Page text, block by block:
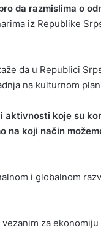
da razmislima o
iz Republike
da u Republici
na kulturnom
koje su
na koji način
i globalnom
za